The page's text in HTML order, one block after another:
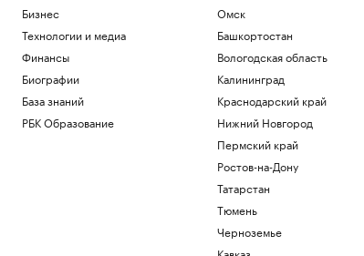
Бизнес
Технологии и медиа
Финансы
Биографии
База знаний
РБК Образование
Омск
Башкортостан
Вологодская область
Калининград
Краснодарский край
Нижний Новгород
Пермский край
Ростов-на-Дону
Татарстан
Тюмень
Черноземье